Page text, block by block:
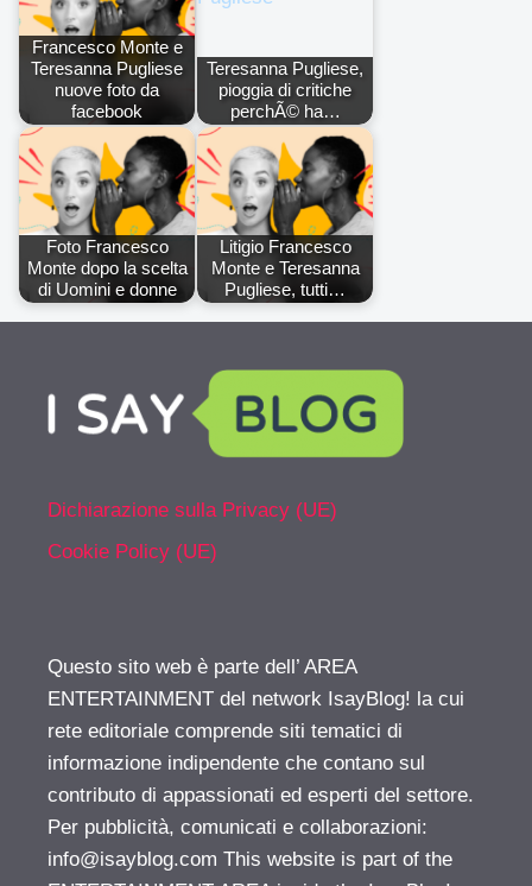
Francesco Monte e
Teresanna Pugliese
nuove foto da
facebook
Teresanna Pugliese,
pioggia di critiche
perchÃ© ha…
Foto Francesco
Monte dopo la scelta
di Uomini e donne
Litigio Francesco
Monte e Teresanna
Pugliese, tutti…
Dichiarazione sulla Privacy (UE)
Cookie Policy (UE)
Questo sito web è parte dell’ AREA
ENTERTAINMENT del network IsayBlog! la cui
rete editoriale comprende siti tematici di
informazione indipendente che contano sul
contributo di appassionati ed esperti del settore.
Per pubblicità, comunicati e collaborazioni:
info@isayblog.com This website is part of the